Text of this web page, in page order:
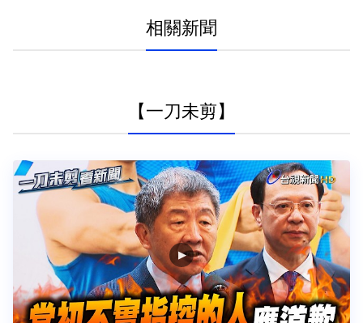
相關新聞
【一刀未剪】